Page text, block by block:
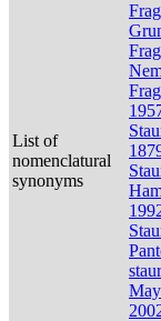
List of
nomenclatural
synonyms